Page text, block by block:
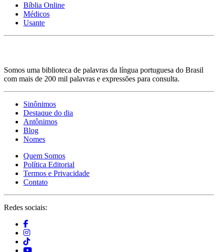
Bíblia Online
Médicos
Usante
Somos uma biblioteca de palavras da língua portuguesa do Brasil
com mais de 200 mil palavras e expressões para consulta.
Sinônimos
Destaque do dia
Antônimos
Blog
Nomes
Quem Somos
Política Editorial
Termos e Privacidade
Contato
Redes sociais: